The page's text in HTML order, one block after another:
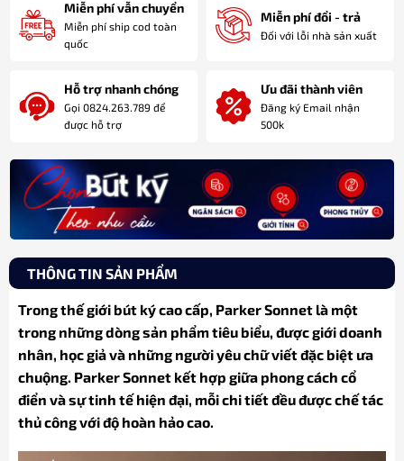
Miễn phí vẫn chuyển
Miễn phí ship cod toàn
quốc
Miễn phí đổi - trả
Đối với lỗi nhà sản xuất
Hỗ trợ nhanh chóng
Gọi 0824.263.789 để
được hỗ trợ
Ưu đãi thành viên
Đăng ký Email nhận
500k
THÔNG TIN SẢN PHẨM
Trong thế giới bút ký cao cấp, Parker Sonnet là một
trong những dòng sản phẩm tiêu biểu, được giới doanh
nhân, học giả và những người yêu chữ viết đặc biệt ưa
chuộng. Parker Sonnet kết hợp giữa phong cách cổ
điển và sự tinh tế hiện đại, mỗi chi tiết đều được chế tác
thủ công với độ hoàn hảo cao.